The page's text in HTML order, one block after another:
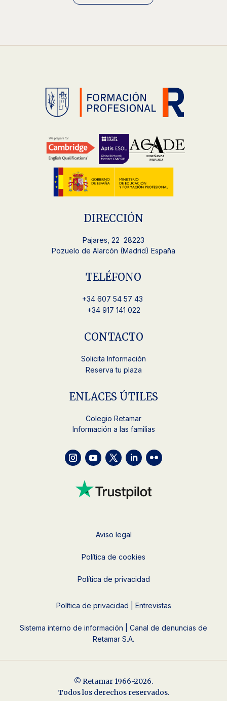
DIRECCIÓN
Pajares, 22 28223
Pozuelo de Alarcón (Madrid) España
TELÉFONO
+34 607 54 57 43
+34 917 141 022
CONTACTO
Solicita Información
Reserva tu plaza
ENLACES ÚTILES
Colegio Retamar
Información a las familias
Aviso legal
Política de cookies
Política de privacidad
Política de privacidad | Entrevistas
Sistema interno de información | Canal de denuncias de
Retamar S.A.
© Retamar 1966-2026.
Todos los derechos reservados.